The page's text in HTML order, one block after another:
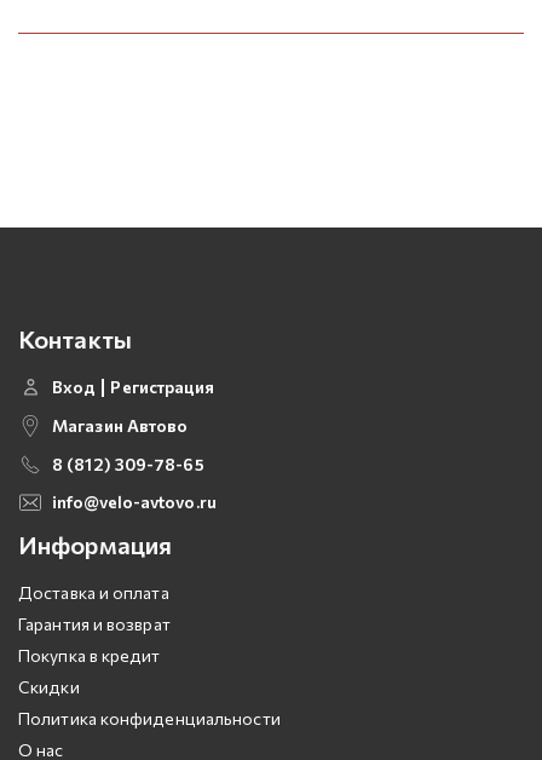
Контакты
Вход
Регистрация
Магазин Автово
8 (812) 309-78-65
info@velo-avtovo.ru
Информация
Доставка и оплата
Гарантия и возврат
Покупка в кредит
Скидки
Политика конфиденциальности
О нас